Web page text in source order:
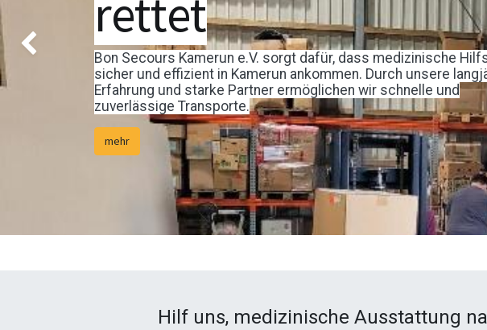
rettet
Bon Secours Kamerun e.V. sorgt dafür, dass medizinische
sicher und effizient in Kamerun ankommen. Durch unsere
Erfahrung und starke Partner ermöglichen wir schnelle und
zuverlässige Transporte.
mehr
Vorherig
Hilf uns, medizinische Ausstattung